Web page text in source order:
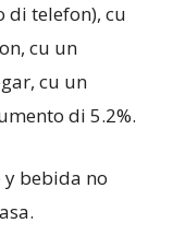
di telefon), cu
cu un
cu un
di 5.2%.
bebida no